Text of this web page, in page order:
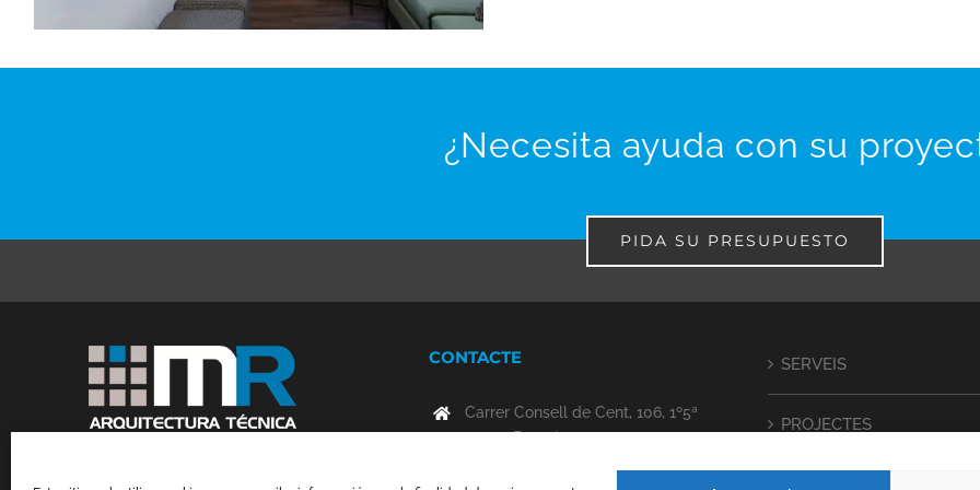
¿Necesita ayuda con su
PIDA SU PRESUPUESTO
CONTACTE
Carrer Consell de Cent, 106, 1º5ª
08015 Barcelona
Carrer Vasallo, 65, Àtic 07703
SERVEIS
PROJECTES
CONTACTE